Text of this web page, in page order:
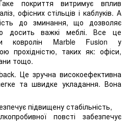
покриття витримує вплив
офісних стільців і каблуків. А
до зминання, що дозволяє
досить важкі меблі. Все це
ковролін Marble Fusion у
прохідністю, таких як: офіси,
тощо.
Це зручна високоефективна
та швидке укладання. Вона
підвищену стабільність,
повсті забезпечує